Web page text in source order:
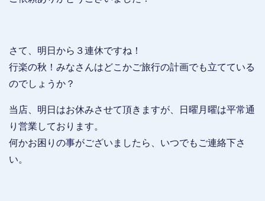
さて、明日から３連休ですね！
行楽の秋！みなさんはどこかご旅行の計画でも立てている
のでしょうか？
当店、明日はお休みさせて頂きますが、日曜月曜は平常通
り営業しております。
何かお困りの事がございましたら、いつでもご連絡下さ
い。